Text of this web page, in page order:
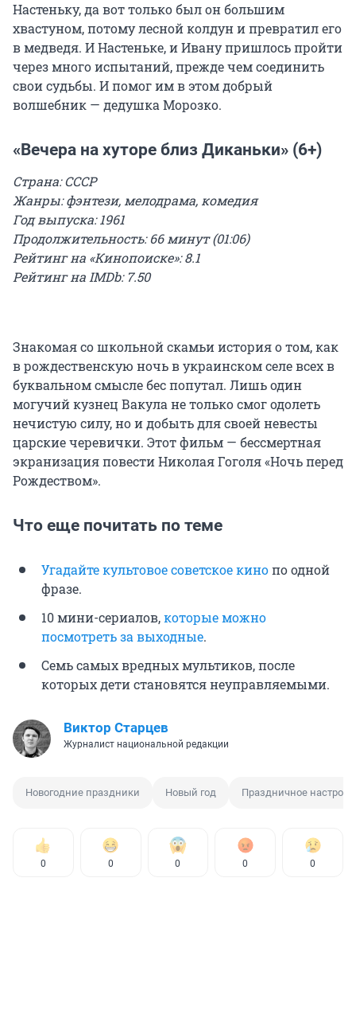
Настеньку, да вот только был он большим
хвастуном, потому лесной колдун и превратил его
в медведя. И Настеньке, и Ивану пришлось пройти
через много испытаний, прежде чем соединить
свои судьбы. И помог им в этом добрый
волшебник — дедушка Морозко.
«Вечера на хуторе близ Диканьки» (6+)
Страна: СССР
Жанры: фэнтези, мелодрама, комедия
Год выпуска: 1961
Продолжительность: 66 минут (01:06)
Рейтинг на «Кинопоиске»: 8.1
Рейтинг на IMDb: 7.50
Знакомая со школьной скамьи история о том, как
в рождественскую ночь в украинском селе всех в
буквальном смысле бес попутал. Лишь один
могучий кузнец Вакула не только смог одолеть
нечистую силу, но и добыть для своей невесты
царские черевички. Этот фильм — бессмертная
экранизация повести Николая Гоголя «Ночь перед
Рождеством».
Что еще почитать по теме
Угадайте культовое советское кинопо одной
фразе.
10 мини-сериалов,которые можно
посмотреть за выходные.
Семь самых вредных мультиков, после
которых дети становятся неуправляемыми.
Виктор Старцев
Журналист национальной редакции
Новогодние праздники Новый год Праздничное
0 0 0 0 0